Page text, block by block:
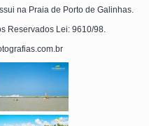
na Praia de Porto de Galinhas.
Reservados Lei: 9610/98.